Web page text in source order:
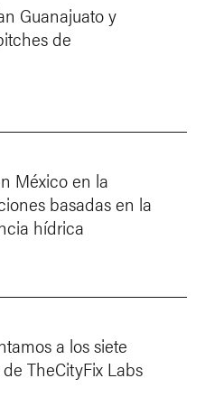
Guanajuato y
de
México en la
basadas en la
hídrica
a los siete
TheCityFix Labs